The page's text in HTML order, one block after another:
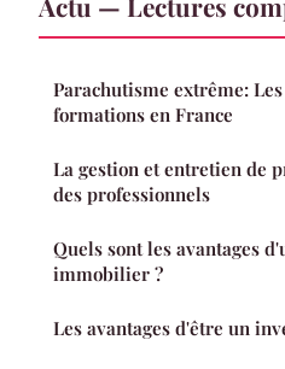
Parachutisme extrême:
formations en France
La gestion et entretien de
des professionnels
Quels sont les avantages
immobilier ?
Les avantages d'être un